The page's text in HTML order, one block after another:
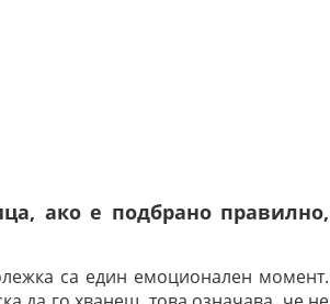
ако е подбрано правилно,
са един емоционален момент.